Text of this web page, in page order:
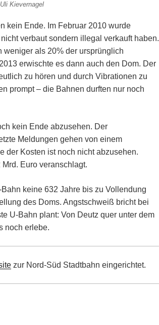
Kievernagel
kein Ende. Im Februar 2010 wurde
verbaut sondern illegal verkauft haben.
weniger als 20% der ursprünglich
erwischte es dann auch den Dom. Der
zu hören und durch Vibrationen zu
prompt – die Bahnen durften nur noch
kein Ende abzusehen. Der
Meldungen gehen von einem
der Kosten ist noch nicht abzusehen.
Euro veranschlagt.
keine 632 Jahre bis zu Vollendung
des Doms. Angstschweiß bricht bei
U-Bahn plant: Von Deutz quer unter dem
noch erlebe.
zur Nord-Süd Stadtbahn eingerichtet.